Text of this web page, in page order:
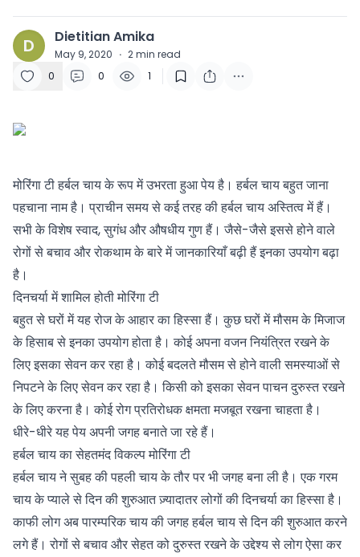
D Dietitian Amika
May 9, 2020 · 2min read
0
0 1
मोरिंगा टी हर्बल चाय के रूप में उभरता हुआ पेय है। हर्बल चाय बहुत जाना
पहचाना नाम है। प्राचीन समय से कई तरह की हर्बल चाय अस्तित्व में हैं।
सभी के विशेष स्वाद, सुगंध और औषधीय गुण हैं। जैसे-जैसे इससे होने वाले
रोगों से बचाव और रोकथाम के बारे में जानकारियाँ बढ़ी हैं इनका उपयोग बढ़ा
है।
दिनचर्या में शामिल होती मोरिंगा टी
बहुत से घरों में यह रोज के आहार का हिस्सा हैं। कुछ घरों में मौसम के मिजाज
के हिसाब से इनका उपयोग होता है। कोई अपना वजन नियंत्रित रखने के
लिए इसका सेवन कर रहा है। कोई बदलते मौसम से होने वाली समस्याओं से
निपटने के लिए सेवन कर रहा है। किसी को इसका सेवन पाचन दुरुस्त रखने
के लिए करना है। कोई रोग प्रतिरोधक क्षमता मजबूत रखना चाहता है।
धीरे-धीरे यह पेय अपनी जगह बनाते जा रहे हैं।
हर्बल चाय का सेहतमंद विकल्प मोरिंगा टी
हर्बल चाय ने सुबह की पहली चाय के तौर पर भी जगह बना ली है। एक गरम
चाय के प्याले से दिन की शुरुआत ज़्यादातर लोगों की दिनचर्या का हिस्सा है।
काफी लोग अब पारम्परिक चाय की जगह हर्बल चाय से दिन की शुरुआत करने
लगे हैं। रोगों से बचाव और सेहत को दुरुस्त रखने के उद्देश्य से लोग ऐसा कर